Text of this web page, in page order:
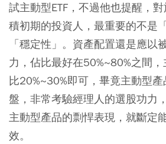
試主動型ETF，不過他也提醒，
積初期的投資人，最重要的不是
「穩定性」。資產配置還是應以
力，佔比最好在50%~80%之間
比20%~30%即可，畢竟主動型
盤，非常考驗經理人的選股功力
主動型產品的剽悍表現，就斷定
效。